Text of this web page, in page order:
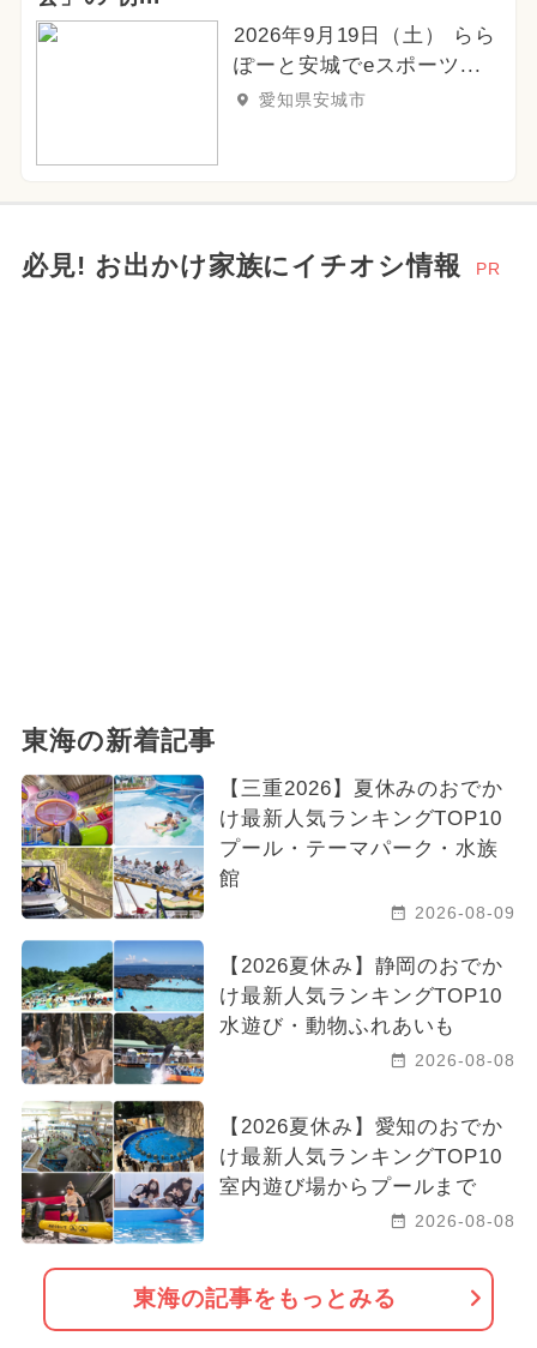
2026年9月19日（土） らら
ぽーと安城でeスポーツ...
愛知県安城市
必見! お出かけ家族にイチオシ情報 PR
東海の新着記事
【三重2026】夏休みのおでか
け最新人気ランキングTOP10
プール・テーマパーク・水族
館
2026-08-09
【2026夏休み】静岡のおでか
け最新人気ランキングTOP10
水遊び・動物ふれあいも
2026-08-08
【2026夏休み】愛知のおでか
け最新人気ランキングTOP10
室内遊び場からプールまで
2026-08-08
東海の記事をもっとみる